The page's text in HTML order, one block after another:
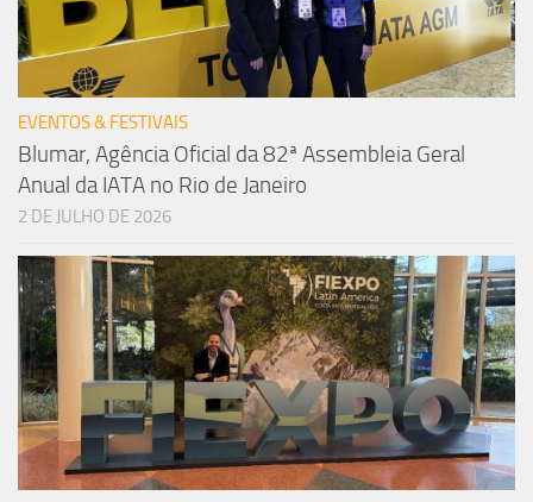
EVENTOS & FESTIVAIS
Blumar, Agência Oficial da 82ª Assembleia Geral
Anual da IATA no Rio de Janeiro
2 DE JULHO DE 2026